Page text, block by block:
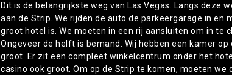
Dit is de belangrijkste weg van Las Vegas. Langs deze
aan de Strip. We rijden de auto de parkeergarage in en
groot hotel is. We moeten in een rij aansluiten om in te
Ongeveer de helft is bemand. Wij hebben een kamer
groot. Er zit een compleet winkelcentrum onder het
casino ook groot. Om op de Strip te komen, moeten